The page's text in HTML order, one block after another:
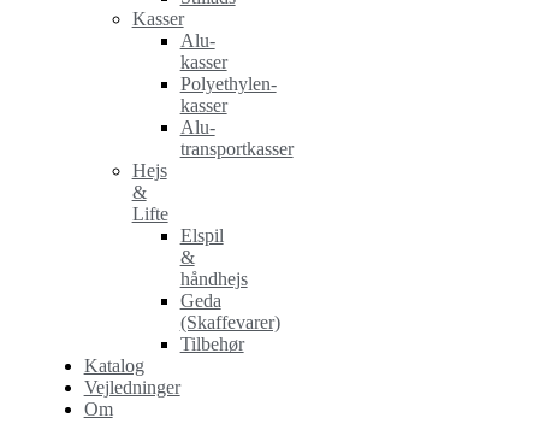
Kasser
Alu-
kasser
Polyethylen-
kasser
Alu-
transportkasser
Hejs
&
Lifte
Elspil
&
håndhejs
Geda
(Skaffevarer)
Tilbehør
Katalog
Vejledninger
Om